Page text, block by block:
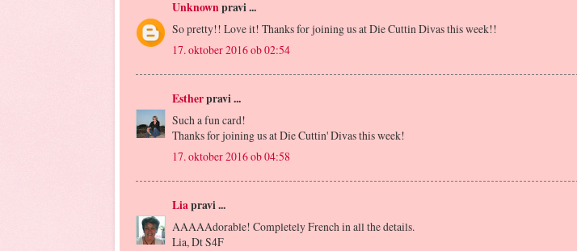
Unknownpravi ...
So pretty!! Love it! Thanks for joining us at Die Cuttin Divas this week!!
17. oktober 2016 ob 02:54
Estherpravi ...
Such a fun card!
Thanks for joining us at Die Cuttin' Divas this week!
17. oktober 2016 ob 04:58
Liapravi ...
AAAAAdorable! Completely French in all the details.
Lia, Dt S4F